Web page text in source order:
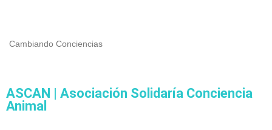
Cambiando Conciencias
ASCAN | Asociación Solidaría Conciencia
Animal